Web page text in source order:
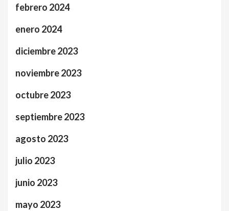
febrero 2024
enero 2024
diciembre 2023
noviembre 2023
octubre 2023
septiembre 2023
agosto 2023
julio 2023
junio 2023
mayo 2023